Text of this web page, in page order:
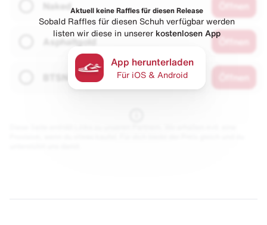
Naked
Asphaltgold
Aktuell keine Raffles für diesen Release
Sobald Raffles für diesen Schuh verfügbar werden
listen wir diese in unserer kostenlosen App
App herunterladen
Für iOS & Android